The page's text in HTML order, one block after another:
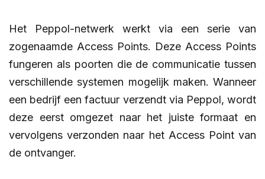
Het Peppol-netwerk werkt via een serie van
zogenaamde Access Points. Deze Access Points
fungeren als poorten die de communicatie tussen
verschillende systemen mogelijk maken. Wanneer
een bedrijf een factuur verzendt via Peppol, wordt
deze eerst omgezet naar het juiste formaat en
vervolgens verzonden naar het Access Point van
de ontvanger.